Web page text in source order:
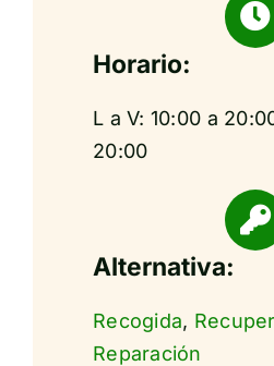
Horario:
L a V: 10:00 a
20:00
Alternativa:
Recogida,
Reparación